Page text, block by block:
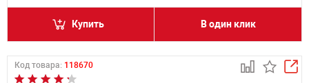
Купить В один клик
Код товара: 118670